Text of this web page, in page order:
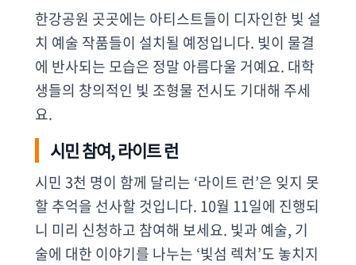
한강공원 곳곳에는 아티스트들이 디자인한 빛 설
치 예술 작품들이 설치될 예정입니다. 빛이 물결
에 반사되는 모습은 정말 아름다울 거예요. 대학
생들의 창의적인 빛 조형물 전시도 기대해 주세
요.
시민 참여, 라이트 런
시민 3천 명이 함께 달리는 ‘라이트 런’은 잊지 못
할 추억을 선사할 것입니다. 10월 11일에 진행되
니 미리 신청하고 참여해 보세요. 빛과 예술, 기
술에 대한 이야기를 나누는 ‘빛섬 렉처’도 놓치지